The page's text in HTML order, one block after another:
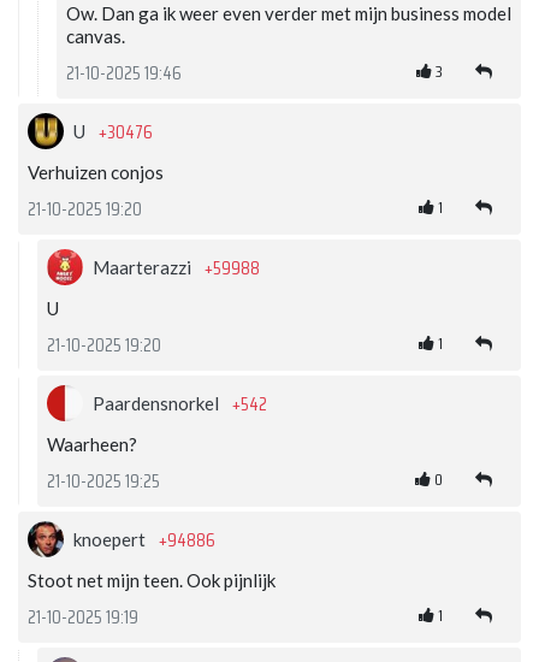
Ow. Dan ga ik weer even verder met mijn business model
canvas.
21-10-2025 19:46 3
U +30476
Verhuizen conjos
21-10-2025 19:20 1
Maarterazzi +59988
U
21-10-2025 19:20 1
Paardensnorkel +542
Waarheen?
21-10-2025 19:25 0
knoepert +94886
Stoot net mijn teen. Ook pijnlijk
21-10-2025 19:19 1